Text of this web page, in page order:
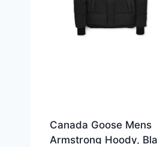
Canada Goose Mens
Armstrong Hoody,